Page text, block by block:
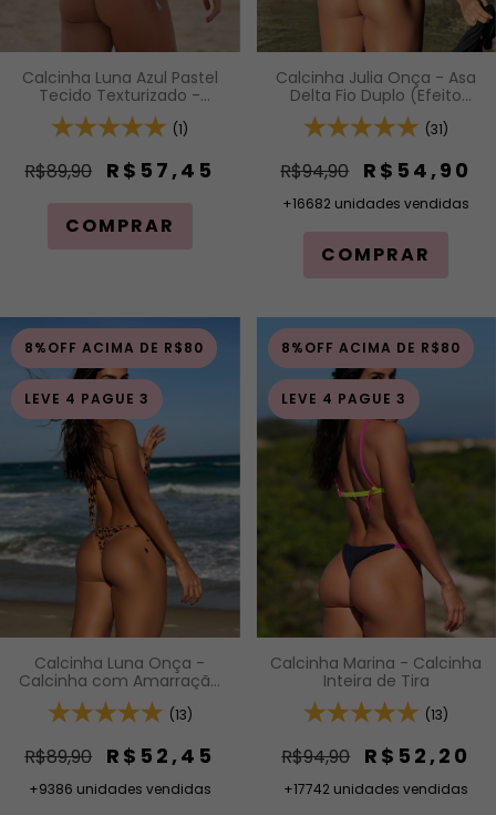
Calcinha Luna Azul Pastel
Tecido Texturizado -
Calcinha de Lacinho com
Amarração Lateral
(1)
R$89,90 R$57,45
COMPRAR
Calcinha Julia Onça - Asa
Delta Fio Duplo (Efeito
Levanta)
(31)
R$94,90 R$54,90
+16682 unidades vendidas
COMPRAR
8%OFF ACIMA DE R$80
LEVE 4 PAGUE 3
Calcinha Luna Onça -
Calcinha com Amarração
Lateral
(13)
R$89,90 R$52,45
+9386 unidades vendidas
8%OFF ACIMA DE R$80
LEVE 4 PAGUE 3
Calcinha Marina - Calcinha
Inteira de Tira
(13)
R$94,90 R$52,20
+17742 unidades vendidas